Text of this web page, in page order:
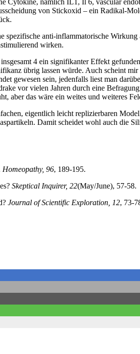
Cytokine, nämlich IL1, Il 6, vascular
von Stickoxid – ein Radikal-
anti-inflammatorische
wirken.
4 ein signifikanter Effekt
übrig lassen würde. Auch scheint
gewesen sein, jedenfalls liest man
vor vielen Jahren durch eine
aber das wäre ein weites und weiteres
eigentlich leicht replizierbaren
Damit scheidet wohl auch die
Homeopathy, 96, 189-195.
Skeptical Inquirer, 22(May/June), 57-58.
Journal of Scientific Exploration, 12, 73-